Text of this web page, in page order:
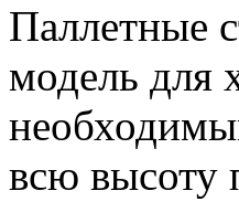
Паллетные
модель для
всю высоту